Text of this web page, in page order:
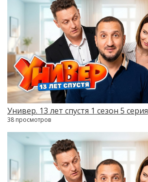
Универ. 13 лет спустя 1 сезон 5 серия
38 просмотров